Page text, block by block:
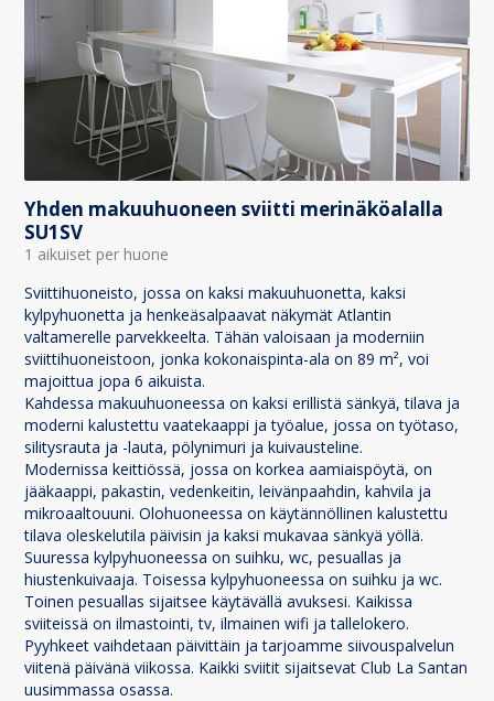
Yhden makuuhuoneen sviitti merinäköalalla
SU1SV
1 aikuiset per huone
Sviittihuoneisto, jossa on kaksi makuuhuonetta, kaksi
kylpyhuonetta ja henkeäsalpaavat näkymät Atlantin
valtamerelle parvekkeelta. Tähän valoisaan ja moderniin
sviittihuoneistoon, jonka kokonaispinta-ala on 89 m², voi
majoittua jopa 6 aikuista.
Kahdessa makuuhuoneessa on kaksi erillistä sänkyä, tilava ja
moderni kalustettu vaatekaappi ja työalue, jossa on työtaso,
silitysrauta ja -lauta, pölynimuri ja kuivausteline.
Modernissa keittiössä, jossa on korkea aamiaispöytä, on
jääkaappi, pakastin, vedenkeitin, leivänpaahdin, kahvila ja
mikroaaltouuni. Olohuoneessa on käytännöllinen kalustettu
tilava oleskelutila päivisin ja kaksi mukavaa sänkyä yöllä.
Suuressa kylpyhuoneessa on suihku, wc, pesuallas ja
hiustenkuivaaja. Toisessa kylpyhuoneessa on suihku ja wc.
Toinen pesuallas sijaitsee käytävällä avuksesi. Kaikissa
sviiteissä on ilmastointi, tv, ilmainen wifi ja tallelokero.
Pyyhkeet vaihdetaan päivittäin ja tarjoamme siivouspalvelun
viitenä päivänä viikossa. Kaikki sviitit sijaitsevat Club La Santan
uusimmassa osassa.